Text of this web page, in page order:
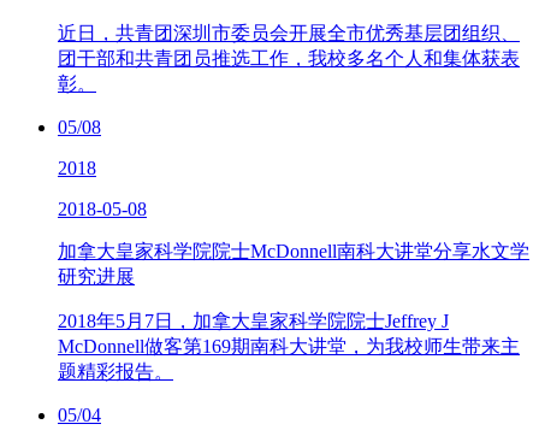
近日，共青团深圳市委员会开展全市优秀基层团组织、
团干部和共青团员推选工作，我校多名个人和集体获表
彰。
05/08
2018
2018-05-08
加拿大皇家科学院院士McDonnell南科大讲堂分享水文学
研究进展
2018年5月7日，加拿大皇家科学院院士Jeffrey J
McDonnell做客第169期南科大讲堂，为我校师生带来主
题精彩报告。
05/04